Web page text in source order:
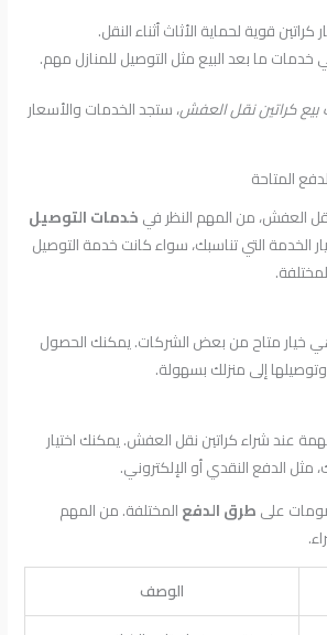
كراتين قوية لحماية الأثاث أثناء النقل.
خدمات ما بعد البيع مثل التوصيل للمنازل مهم.
بيع كراتين نقل العفش، ستجد الخدمات والأسعار
المتاحة
العفش، من المهم النظر فيخدمات التوصيل
الخدمة التي تناسبك، سواء كانت خدمة التوصيل
خيار متاح من بعض الشركات. يمكنك الحصول
إلى منزلك بسهولة.
عند شراء كراتين نقل العفش. يمكنك اختيار
مثل الدفع النقدي أو الإلكتروني.
علىطرق الدفعالمختلفة. من المهم
الوصف